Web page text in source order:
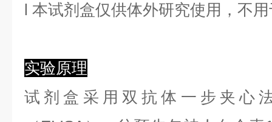
l 本试剂盒仅供体外研究使用，不
实验原理
试剂盒采用双抗体一步夹心